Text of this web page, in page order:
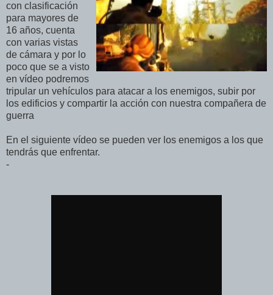
con clasificación
para mayores de
16 años, cuenta
con varias vistas
de cámara y por lo
poco que se a visto
en vídeo podremos
tripular un vehículos para atacar a los enemigos, subir por
los edificios y compartir la acción con nuestra compañera de
guerra
En el siguiente vídeo se pueden ver los enemigos a los que
tendrás que enfrentar.
-